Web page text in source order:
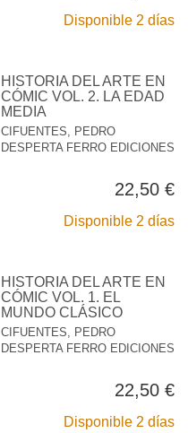
Disponible 2 días
HISTORIA DEL ARTE EN
CÓMIC VOL. 2. LA EDAD
MEDIA
CIFUENTES, PEDRO
DESPERTA FERRO EDICIONES
22,50 €
Disponible 2 días
HISTORIA DEL ARTE EN
CÓMIC VOL. 1. EL
MUNDO CLÁSICO
CIFUENTES, PEDRO
DESPERTA FERRO EDICIONES
22,50 €
Disponible 2 días